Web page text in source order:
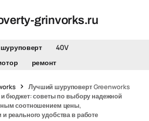
grinvorks.ru
шуруповерт
40V
ремонт
Лучший шуруповерт Greenworks
и бюджет: советы по выбору надежной
соотношением цены,
реального удобства в работе